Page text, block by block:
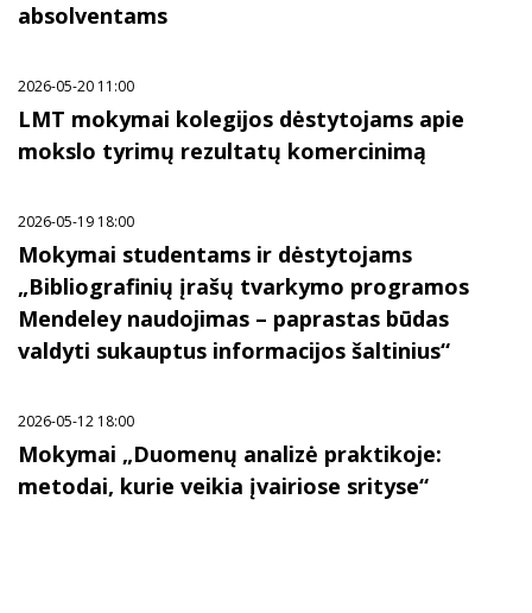
absolventams
2026-05-20 11:00
LMT mokymai kolegijos dėstytojams apie
mokslo tyrimų rezultatų komercinimą
2026-05-19 18:00
Mokymai studentams ir dėstytojams
„Bibliografinių įrašų tvarkymo programos
Mendeley naudojimas – paprastas būdas
valdyti sukauptus informacijos šaltinius“
2026-05-12 18:00
Mokymai „Duomenų analizė praktikoje:
metodai, kurie veikia įvairiose srityse“